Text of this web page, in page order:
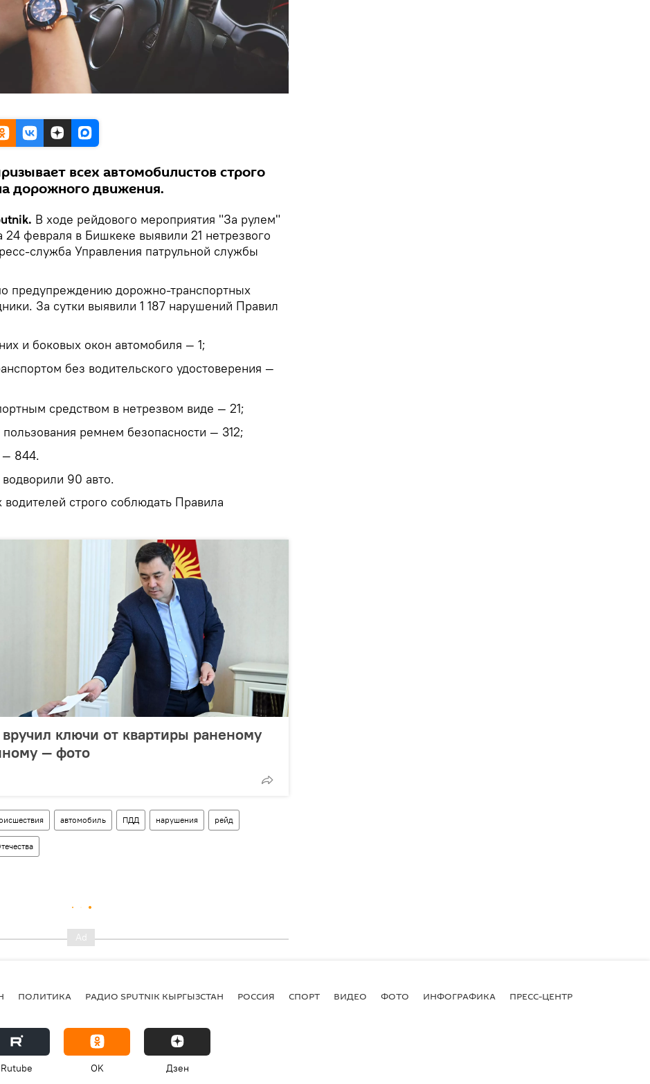
всех автомобилистов строго
дорожного движения.
В ходе рейдового мероприятия "За рулем"
24 февраля в Бишкеке выявили 21 нетрезвого
служба Управления патрульной службы
предупреждению дорожно-транспортных
За сутки выявили 1 187 нарушений Правил
и боковых окон автомобиля — 1;
без водительского удостоверения —
средством в нетрезвом виде — 21;
ремнем безопасности — 312;
— 844.
90 авто.
строго соблюдать Правила
ключи от квартиры раненому
— фото
автомобиль ПДД нарушения рейд
ПОЛИТИКА РАДИО SPUTNIK КЫРГЫЗСТАН РОССИЯ СПОРТ ВИДЕО ФОТО ИНФОГРАФИКА ПРЕСС-ЦЕНТР
Rutube OK Дзен